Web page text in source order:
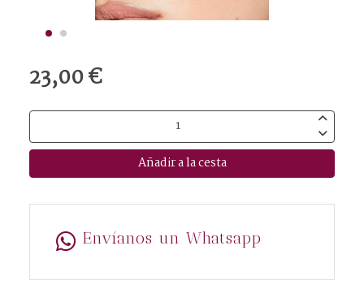
23,00 €
Añadir a la cesta
Envíanos un Whatsapp